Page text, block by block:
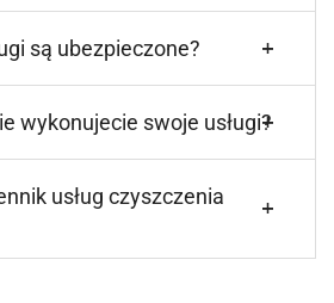
są ubezpieczone?
wykonujecie swoje usługi?
usług czyszczenia